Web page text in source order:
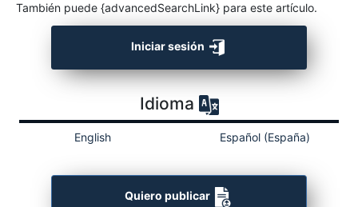
También puede {advancedSearchLink} para este artículo.
Iniciar sesión
Idioma
English Español (España)
Quiero publicar